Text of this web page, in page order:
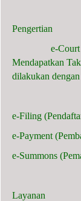
Pengertian
e-Court
Mendapatkan
dilakukan
e-Filing
e-Payment
e-Summons
Layanan